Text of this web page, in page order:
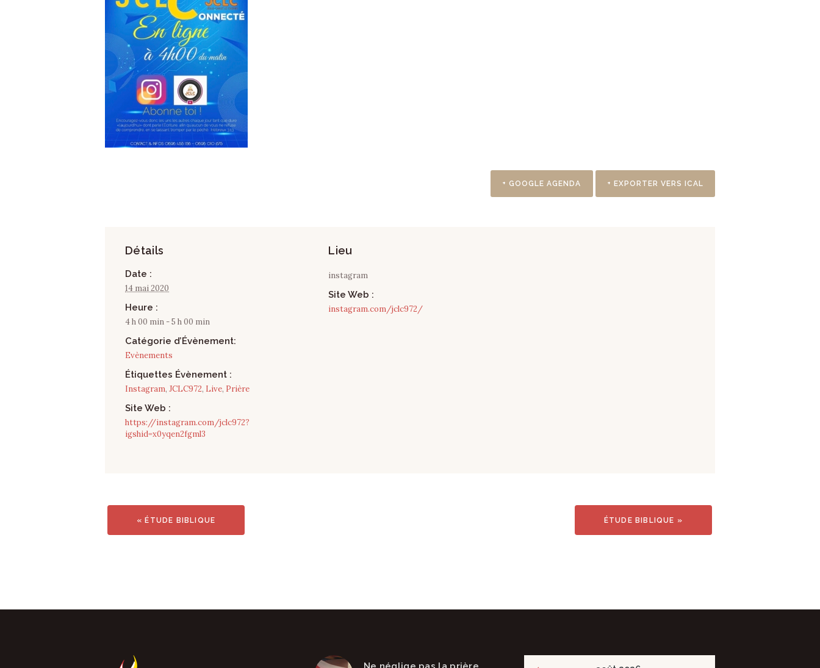
+ GOOGLE AGENDA + EXPORTER VERS ICAL
Détails
Date :
14 mai 2020
Heure :
4 h 00 min - 5 h 00 min
Catégorie d’Évènement:
Evènements
Étiquettes Évènement :
Instagram, JCLC972, Live, Prière
Site Web :
https://instagram.com/jclc972?
igshid=x0yqen2fgml3
Lieu
instagram
Site Web :
instagram.com/jclc972/
« ÉTUDE BIBLIQUE ÉTUDE BIBLIQUE »